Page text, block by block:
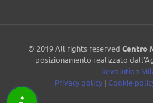
© 2019 All rights reserved Centro
posizionamento realizzato
Revolution
Privacy policy| Cookie